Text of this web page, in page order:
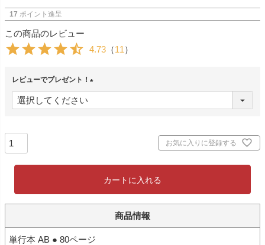
17 ポイント進呈
この商品のレビュー
4.73 （11）
レビューでプレゼント！
必
お気に入りに登録する
カートに入れる
商品情報
単行本 AB ● 80ページ